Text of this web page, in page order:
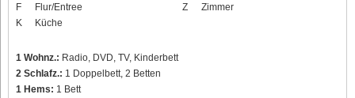
F
Flur/Entree
K
Küche
Z
Zimmer
1 Wohnz.: Radio, DVD, TV, Kinderbett
2 Schlafz.: 1 Doppelbett, 2 Betten
1 Hems: 1 Bett